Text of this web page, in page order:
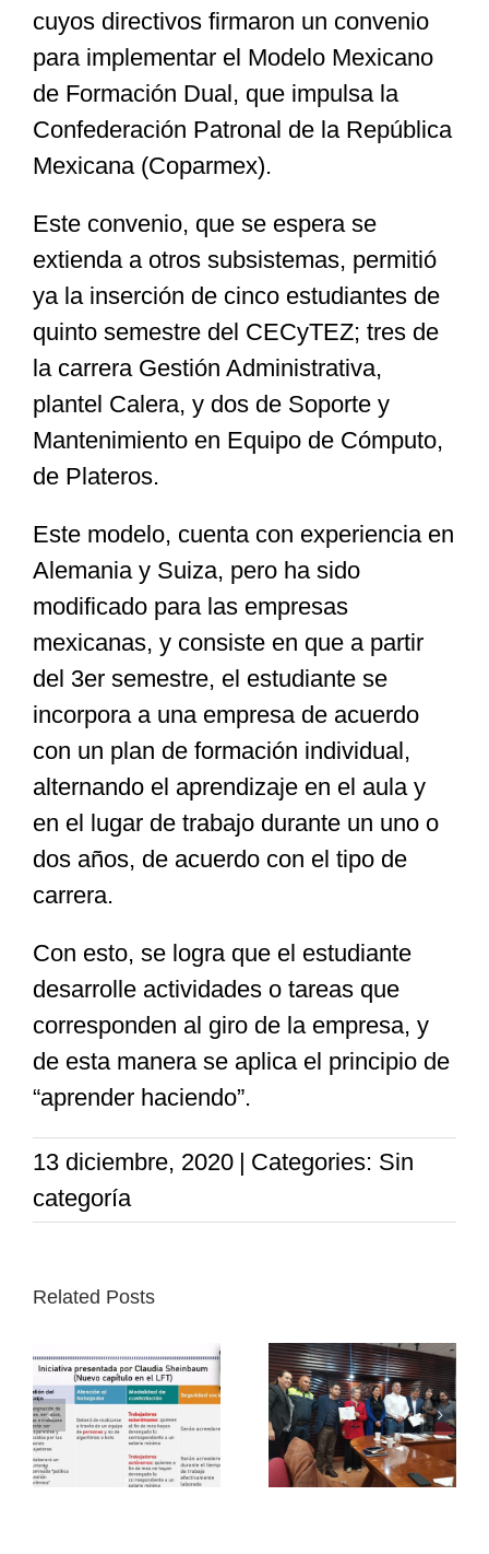
cuyos directivos firmaron un convenio
para implementar el Modelo Mexicano
de Formación Dual, que impulsa la
Confederación Patronal de la República
Mexicana (Coparmex).
Este convenio, que se espera se
extienda a otros subsistemas, permitió
ya la inserción de cinco estudiantes de
quinto semestre del CECyTEZ; tres de
la carrera Gestión Administrativa,
plantel Calera, y dos de Soporte y
Mantenimiento en Equipo de Cómputo,
de Plateros.
Este modelo, cuenta con experiencia en
Alemania y Suiza, pero ha sido
modificado para las empresas
mexicanas, y consiste en que a partir
del 3er semestre, el estudiante se
incorpora a una empresa de acuerdo
con un plan de formación individual,
alternando el aprendizaje en el aula y
en el lugar de trabajo durante un uno o
dos años, de acuerdo con el tipo de
carrera.
Con esto, se logra que el estudiante
desarrolle actividades o tareas que
corresponden al giro de la empresa, y
de esta manera se aplica el principio de
“aprender haciendo”.
13 diciembre, 2020 | Categories: Sin
categoría
Related Posts